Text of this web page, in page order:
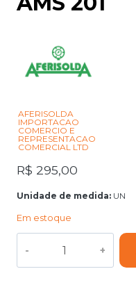
AFERISOLDA
IMPORTACAO
COMERCIO E
REPRESENTACAO
COMERCIAL LTD
R$ 295,00
Unidade de medida: UN
Em estoque
SOLDA
MOD